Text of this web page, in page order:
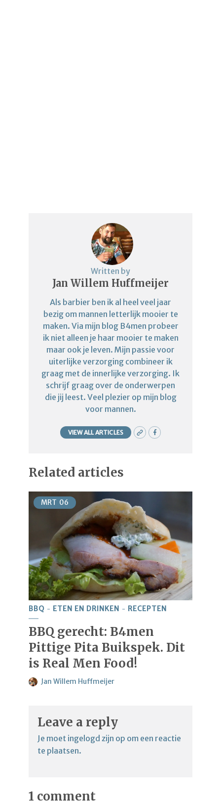
Written by
Jan Willem Huffmeijer
Als barbier ben ik al heel veel jaar
bezig om mannen letterlijk mooier te
maken. Via mijn blog B4men probeer
ik niet alleen je haar mooier te maken
maar ook je leven. Mijn passie voor
uiterlijke verzorging combineer ik
graag met de innerlijke verzorging. Ik
schrijf graag over de onderwerpen
die jij leest. Veel plezier op mijn blog
voor mannen.
VIEW ALL ARTICLES
Related articles
MRT 06
BBQ ETEN EN DRINKEN RECEPTEN
BBQ gerecht: B4men
Pittige Pita Buikspek. Dit
is Real Men Food!
Jan Willem Huffmeijer
Leave a reply
Je moet ingelogd zijn op om een reactie
te plaatsen.
1 comment